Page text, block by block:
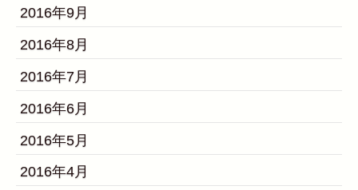
2016年9月
2016年8月
2016年7月
2016年6月
2016年5月
2016年4月